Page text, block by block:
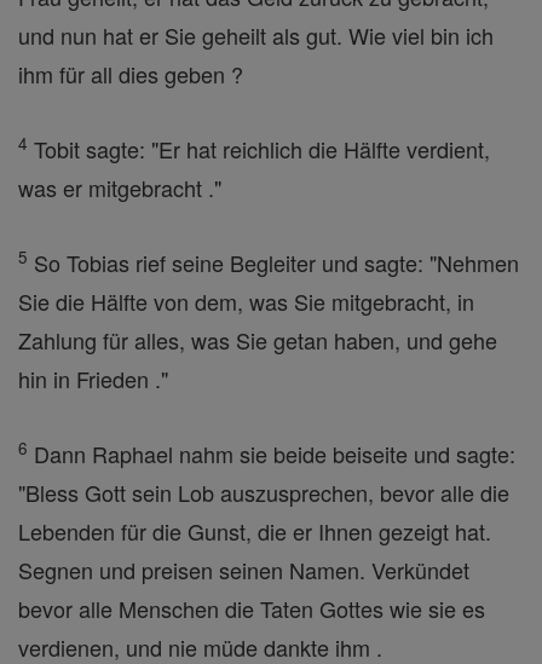
und nun hat er Sie geheilt als gut. Wie viel bin ich
ihm für all dies geben ?
4 Tobit sagte: "Er hat reichlich die Hälfte verdient,
was er mitgebracht ."
5 So Tobias rief seine Begleiter und sagte: "Nehmen
Sie die Hälfte von dem, was Sie mitgebracht, in
Zahlung für alles, was Sie getan haben, und gehe
hin in Frieden ."
6 Dann Raphael nahm sie beide beiseite und sagte:
"Bless Gott sein Lob auszusprechen, bevor alle die
Lebenden für die Gunst, die er Ihnen gezeigt hat.
Segnen und preisen seinen Namen. Verkündet
bevor alle Menschen die Taten Gottes wie sie es
verdienen, und nie müde dankte ihm .